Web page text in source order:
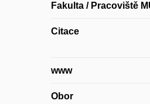
Fakulta / Pracoviště
Citace
www
Obor